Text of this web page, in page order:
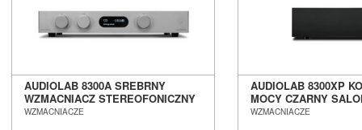
Opera Loudspeakers
Out Audio
Oyaide
AUDIOLAB 8300A SREBRNY
WZMACNIACZ STEREOFONICZNY
SALON POZNAŃ WROCŁAW
WZMACNIACZE
AUDIOLAB 8300XP
MOCY CZARNY
WROCŁAW
WZMACNIACZE